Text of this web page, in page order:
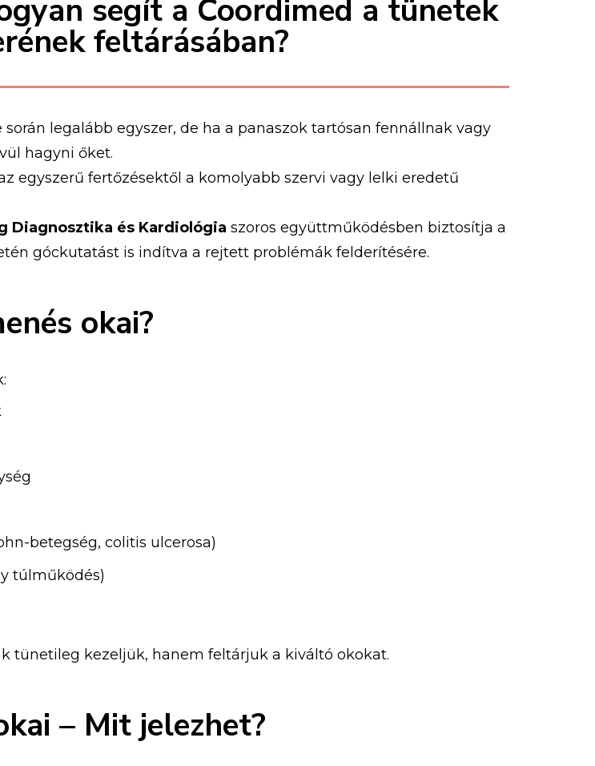
segít a Coordimed a tünetek
feltárásában?
legalább egyszer, de ha a panaszok tartósan fennállnak vagy
hagyni őket.
egyszerű fertőzésektől a komolyabb szervi vagy lelki eredetű
Diagnosztika és Kardiológia szoros együttműködésben biztosítja a
góckutatást is indítva a rejtett problémák felderítésére.
okai?
betegség, colitis ulcerosa)
túlműködés)
tünetileg kezeljük, hanem feltárjuk a kiváltó okokat.
– Mit jelezhet?